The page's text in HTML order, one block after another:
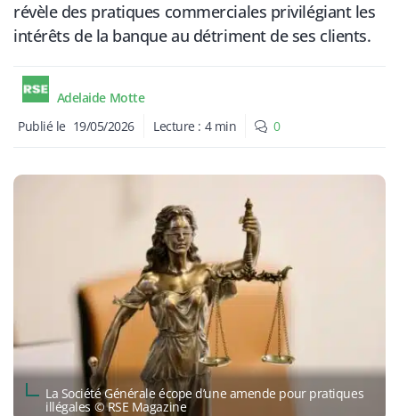
révèle des pratiques commerciales privilégiant les
intérêts de la banque au détriment de ses clients.
Adelaide Motte
Publié le 19/05/2026 Lecture : 4 min 0
La Société Générale écope d’une amende pour pratiques
illégales © RSE Magazine